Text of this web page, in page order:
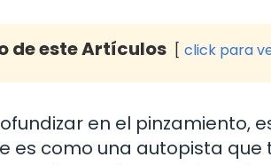
de este Artículos click para
en el pinzamiento,
es como una autopista